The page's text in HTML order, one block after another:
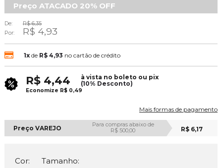
Preço ATACADO 20% OFF
De:
R$ 6,35
Por:
R$ 4,93
1xde R$ 4,93 no cartão de crédito
R$ 4,44
à vista no boleto ou pix
(10% Desconto)
Economize R$ 0,49
Mais formas de pagamento
Preço VAREJO
Para compras abaixo de
R$ 500,00
R$ 6,17
Cor: Tamanho: